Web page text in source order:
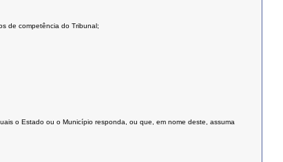
de competência do Tribunal;
o Estado ou o Município responda, ou que, em nome deste, assuma